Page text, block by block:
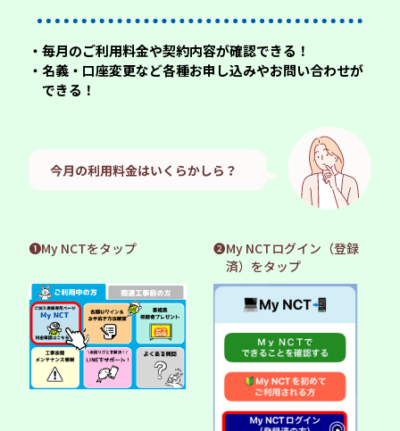
・毎月のご利用料金や契約内容が確認できる！
・名義・口座変更など各種お申し込みやお問い合わせが
できる！
❶My NCTをタップ
❷My NCTログイン（登録
済）をタップ